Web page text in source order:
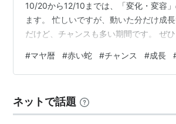
10/20から12/10までは、「変化・変容
ます。 忙しいですが、動いた分だけ成
だけど、チャンスも多い期間です。 ぜ
て、10/20～11/1は「赤い蛇」の13日間
⭐️本能で動く ⭐️血と情熱 ⭐️コントロール
視野が狭くなりがち。 相手をコントロ
の意見も聞いてみましょう。 焦りや怒
#マヤ暦 #赤い蛇 #チャンス #成長
ネットで話題